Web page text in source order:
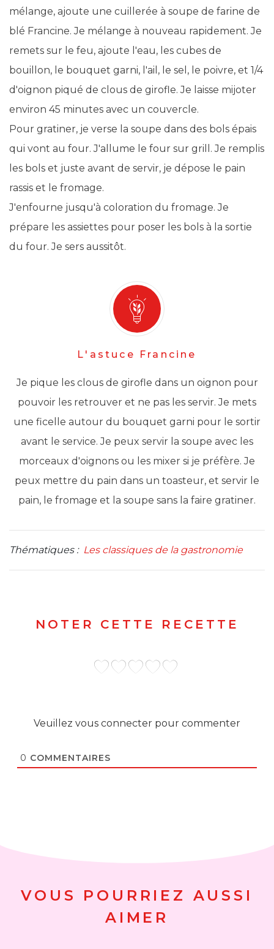
mélange, ajoute une cuillerée à soupe de farine de
blé Francine. Je mélange à nouveau rapidement. Je
remets sur le feu, ajoute l'eau, les cubes de
bouillon, le bouquet garni, l'ail, le sel, le poivre, et 1/4
d'oignon piqué de clous de girofle. Je laisse mijoter
environ 45 minutes avec un couvercle.
Pour gratiner, je verse la soupe dans des bols épais
qui vont au four. J'allume le four sur grill. Je remplis
les bols et juste avant de servir, je dépose le pain
rassis et le fromage.
J'enfourne jusqu'à coloration du fromage. Je
prépare les assiettes pour poser les bols à la sortie
du four. Je sers aussitôt.
L'astuce Francine
Je pique les clous de girofle dans un oignon pour
pouvoir les retrouver et ne pas les servir. Je mets
une ficelle autour du bouquet garni pour le sortir
avant le service. Je peux servir la soupe avec les
morceaux d'oignons ou les mixer si je préfère. Je
peux mettre du pain dans un toasteur, et servir le
pain, le fromage et la soupe sans la faire gratiner.
Thématiques : Les classiques de la gastronomie
NOTER CETTE RECETTE
Veuillez vous connecter pour commenter
0 COMMENTAIRES
VOUS POURRIEZ AUSSI
AIMER